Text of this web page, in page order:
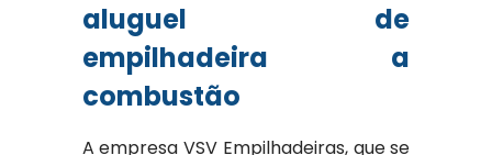
aluguel de
empilhadeira a
combustão
A empresa VSV Empilhadeiras, que se